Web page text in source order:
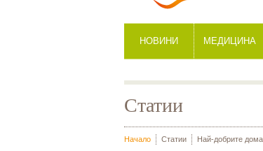
НОВИНИ МЕДИЦИНА
Статии
Начало Статии Най-добрите